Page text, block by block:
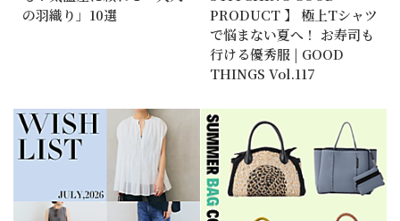
の羽織り」10選
PRODUCT 】 極上Tシャツ
で悩まない夏へ！ お寿司も
行ける優秀服 | GOOD
THINGS Vol.117